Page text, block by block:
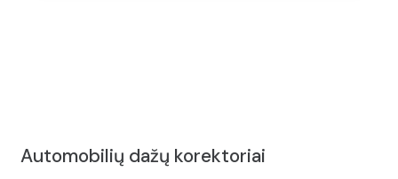
Automobilių dažų korektoriai